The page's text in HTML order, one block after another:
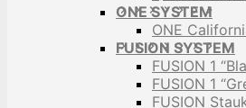
ONE SYSTEM
ONE
FUSION SYSTEM
FUSION 1
FUSION 1
FUSION